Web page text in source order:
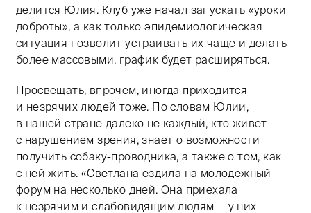
делится Юлия. Клуб уже начал запускать «уроки
доброты», а как только эпидемиологическая
ситуация позволит устраивать их чаще и делать
более массовыми, график будет расширяться.
Просвещать, впрочем, иногда приходится
и незрячих людей тоже. По словам Юлии,
в нашей стране далеко не каждый, кто живет
с нарушением зрения, знает о возможности
получить собаку-проводника, а также о том, как
с ней жить. «Светлана ездила на молодежный
форум на несколько дней. Она приехала
к незрячим и слабовидящим людям — у них